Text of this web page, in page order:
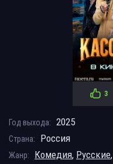
3
Год выхода: 2025
Страна: Россия
Жанр: Комедия, Русские,